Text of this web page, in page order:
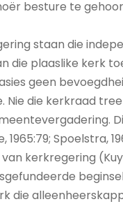
besture te
staan die
die plaaslike kerk
geen
Nie die kerkraad
Spoelstra,
kerkregering
die